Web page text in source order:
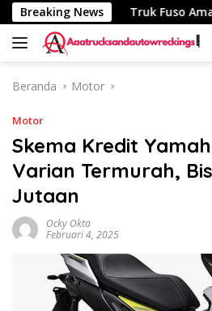
Langsung
ke
konten
Breaking News
Km Truk Fuso Aman
Beranda Motor
Motor
Skema Kredit
Varian Termurah,
Jutaan
Ocky Okta
Februari 4, 2025